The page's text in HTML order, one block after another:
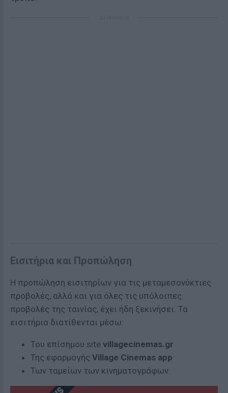
Εισιτήρια και Προπώληση
Η προπώληση εισιτηρίων για τις μεταμεσονύκτιες
προβολές, αλλά και για όλες τις υπόλοιπες
προβολές της ταινίας, έχει ήδη ξεκινήσει. Τα
εισιτήρια διατίθενται μέσω:
Του επίσημου site villagecinemas.gr
Της εφαρμογής Village Cinemas app
Των ταμείων των κινηματογράφων